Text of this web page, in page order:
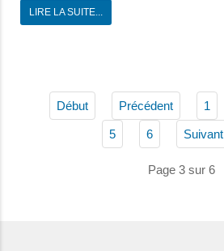
LIRE LA SUITE...
Début Précédent 1
5 6 Suivant
Page 3 sur 6